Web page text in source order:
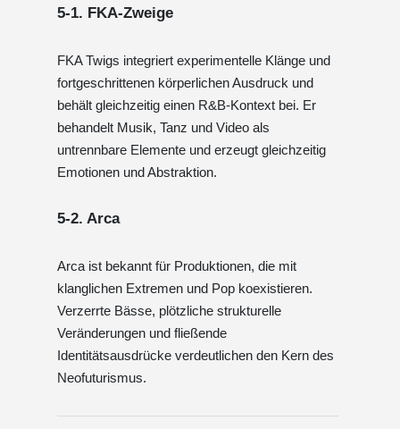
5-1. FKA-Zweige
FKA Twigs integriert experimentelle Klänge und
fortgeschrittenen körperlichen Ausdruck und
behält gleichzeitig einen R&B-Kontext bei. Er
behandelt Musik, Tanz und Video als
untrennbare Elemente und erzeugt gleichzeitig
Emotionen und Abstraktion.
5-2. Arca
Arca ist bekannt für Produktionen, die mit
klanglichen Extremen und Pop koexistieren.
Verzerrte Bässe, plötzliche strukturelle
Veränderungen und fließende
Identitätsausdrücke verdeutlichen den Kern des
Neofuturismus.